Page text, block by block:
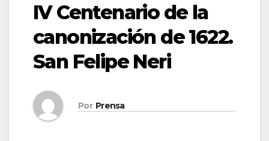
IV Centenario de la
canonización de 1622.
San Felipe Neri
Por Prensa